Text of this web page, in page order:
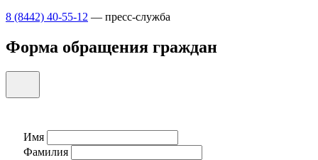
8 (8442) 40-55-12 — пресс-служба
Форма обращения граждан
Имя
Фамилия